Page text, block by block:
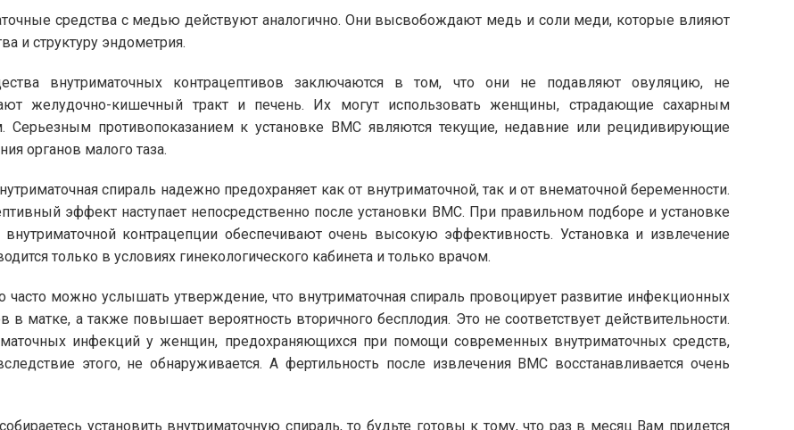
средства с медью действуют аналогично. Они высвобождают медь и соли меди, которые влияют
и структуру эндометрия.
внутриматочных контрацептивов заключаются в том, что они не подавляют овуляцию, не
желудочно-кишечный тракт и печень. Их могут использовать женщины, страдающие сахарным
Серьезным противопоказанием к установке ВМС являются текущие, недавние или рецидивирующие
органов малого таза.
спираль надежно предохраняет как от внутриматочной, так и от внематочной беременности.
эффект наступает непосредственно после установки ВМС. При правильном подборе и установке
внутриматочной контрацепции обеспечивают очень высокую эффективность. Установка и извлечение
только в условиях гинекологического кабинета и только врачом.
часто можно услышать утверждение, что внутриматочная спираль провоцирует развитие инфекционных
в матке, а также повышает вероятность вторичного бесплодия. Это не соответствует действительности.
инфекций у женщин, предохраняющихся при помощи современных внутриматочных средств,
этого, не обнаруживается. А фертильность после извлечения ВМС восстанавливается очень
установить внутриматочную спираль, то будьте готовы к тому, что раз в месяц Вам придется